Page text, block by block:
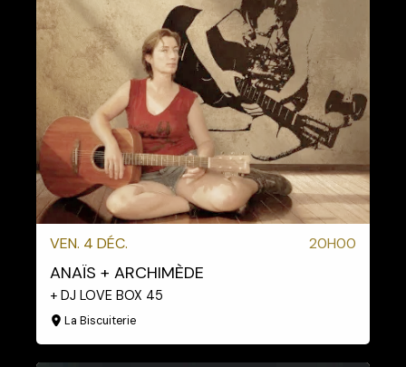
VEN. 4 DÉC. 20H00
ANAÏS + ARCHIMÈDE
+ DJ LOVE BOX 45
La Biscuiterie